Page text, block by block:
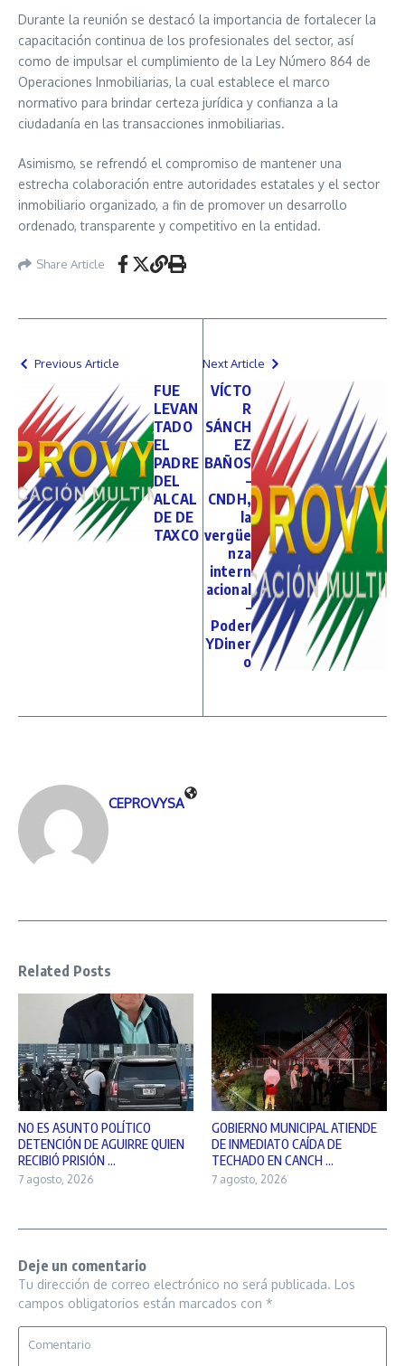
Durante la reunión se destacó la importancia de fortalecer la
capacitación continua de los profesionales del sector, así
como de impulsar el cumplimiento de la Ley Número 864 de
Operaciones Inmobiliarias, la cual establece el marco
normativo para brindar certeza jurídica y confianza a la
ciudadanía en las transacciones inmobiliarias.
Asimismo, se refrendó el compromiso de mantener una
estrecha colaboración entre autoridades estatales y el sector
inmobiliario organizado, a fin de promover un desarrollo
ordenado, transparente y competitivo en la entidad.
Share Article
Previous Article
FUE
LEVAN
TADO
EL
PADRE
DEL
ALCAL
DE DE
TAXCO
Next Article
VÍCTO
R
SÁNCH
EZ
BAÑOS
–
CNDH,
la
vergüe
nza
intern
acional
–
Poder
YDiner
o
CEPROVYSA
Related Posts
NO ES ASUNTO POLÍTICO
DETENCIÓN DE AGUIRRE QUIEN
RECIBIÓ PRISIÓN ...
7 agosto, 2026
GOBIERNO MUNICIPAL ATIENDE
DE INMEDIATO CAÍDA DE
TECHADO EN CANCH ...
7 agosto, 2026
Deje un comentario
Tu dirección de correo electrónico no será publicada. Los
campos obligatorios están marcados con *